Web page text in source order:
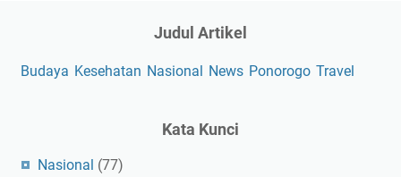
Judul Artikel
Budaya Kesehatan Nasional News Ponorogo Travel
Kata Kunci
Nasional (77)